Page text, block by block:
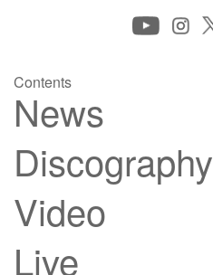
Contents
News
Discography
Video
Live